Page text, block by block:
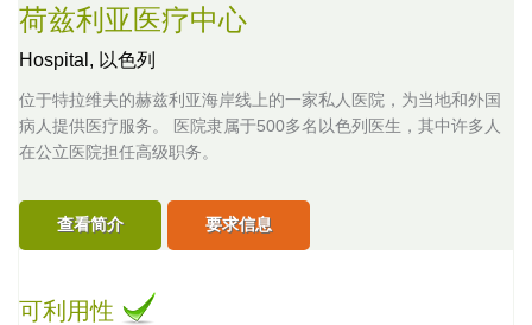
荷兹利亚医疗中心
Hospital, 以色列
位于特拉维夫的赫兹利亚海岸线上的一家私人医院，为当地和外国
病人提供医疗服务。 医院隶属于500多名以色列医生，其中许多人
在公立医院担任高级职务。
查看简介 要求信息
可利用性